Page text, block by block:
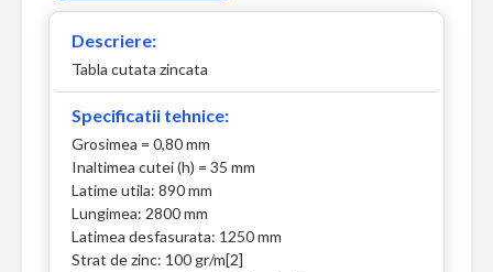
Descriere:
Tabla cutata zincata
Specificatii tehnice:
Grosimea = 0,80 mm
Inaltimea cutei (h) = 35 mm
Latime utila: 890 mm
Lungimea: 2800 mm
Latimea desfasurata: 1250 mm
Strat de zinc: 100 gr/m[2]